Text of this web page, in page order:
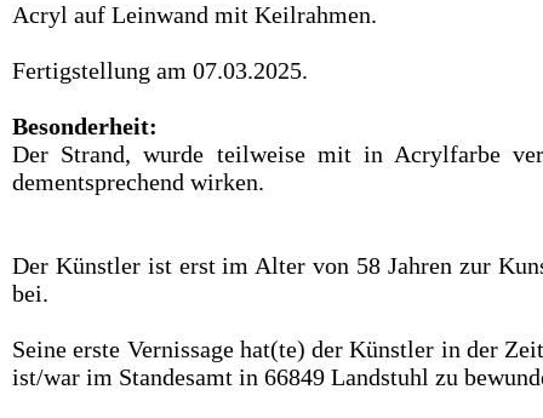
Acryl auf Leinwand mit Keilrahmen.
Fertigstellung am 07.03.2025.
Besonderheit:
Der Strand, wurde teilweise mit in Acrylfarbe
dementsprechend wirken.
Der Künstler ist erst im Alter von 58 Jahren zur
bei.
Seine erste Vernissage hat(te) der Künstler in der
ist/war im Standesamt in 66849 Landstuhl zu